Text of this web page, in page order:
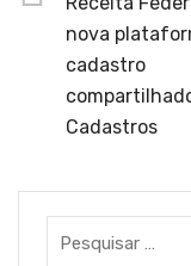
nova
cadastro
Cadastros